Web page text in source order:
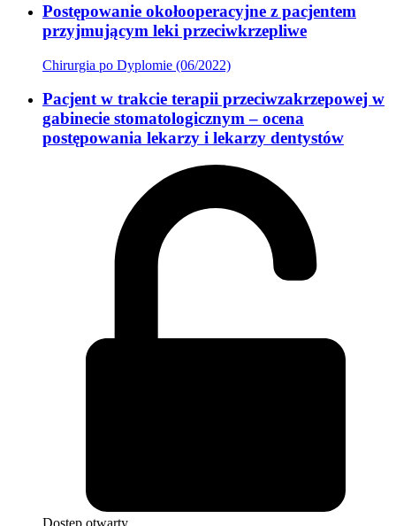
Postępowanie okołooperacyjne z pacjentem
przyjmującym leki przeciwkrzepliwe
Chirurgia po Dyplomie (06/2022)
Pacjent w trakcie terapii przeciwzakrzepowej w
gabinecie stomatologicznym – ocena
postępowania lekarzy i lekarzy dentystów
Dostęp otwarty